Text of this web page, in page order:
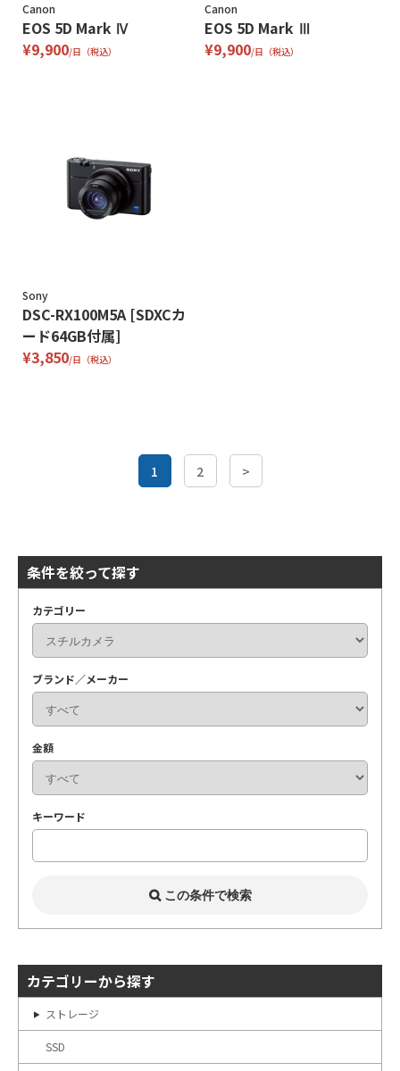
Canon
EOS 5D Mark Ⅳ
¥9,900/日（税込）
Canon
EOS 5D Mark Ⅲ
¥9,900/日（税込）
Sony
DSC-RX100M5A [SDXCカ
ード64GB付属]
¥3,850/日（税込）
1 2 >
条件を絞って探す
カテゴリー
ブランド／メーカー
金額
キーワード
カテゴリーから探す
ストレージ
SSD